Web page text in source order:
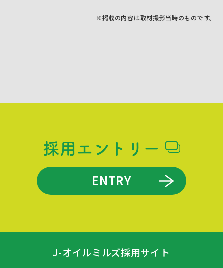
※掲載の内容は取材撮影当時のものです。
採用エントリー
ENTRY
J-オイルミルズ採用サイト